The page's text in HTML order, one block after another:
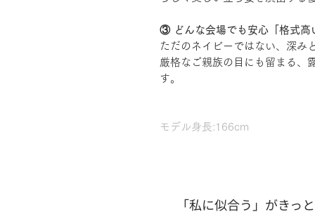
③ どんな会場でも安心「格式高
ただのネイビーではない、深み
厳格なご親族の目にも留まる、
す。
モデル身長:166cm
「私に似合う」がきっ